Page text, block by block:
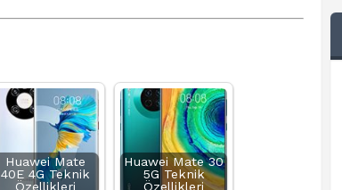
Huawei Mate
40E 4G Teknik
Özellikleri
Huawei Mate 30
5G Teknik
Özellikleri